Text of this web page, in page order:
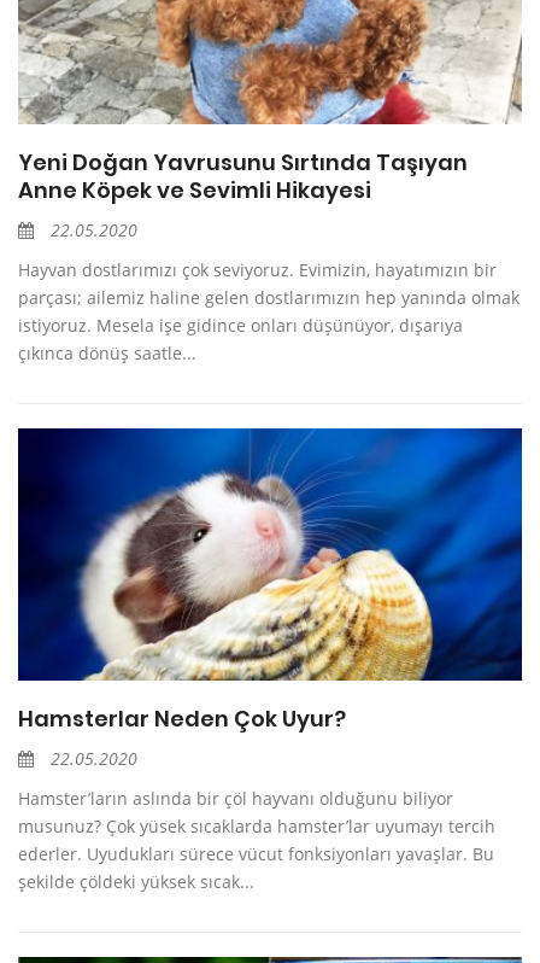
Yeni Doğan Yavrusunu Sırtında Taşıyan
Anne Köpek ve Sevimli Hikayesi
22.05.2020
Hayvan dostlarımızı çok seviyoruz. Evimizin, hayatımızın bir
parçası; ailemiz haline gelen dostlarımızın hep yanında olmak
istiyoruz. Mesela işe gidince onları düşünüyor, dışarıya
çıkınca dönüş saatle...
Hamsterlar Neden Çok Uyur?
22.05.2020
Hamster’ların aslında bir çöl hayvanı olduğunu biliyor
musunuz? Çok yüsek sıcaklarda hamster’lar uyumayı tercih
ederler. Uyudukları sürece vücut fonksiyonları yavaşlar. Bu
şekilde çöldeki yüksek sıcak...